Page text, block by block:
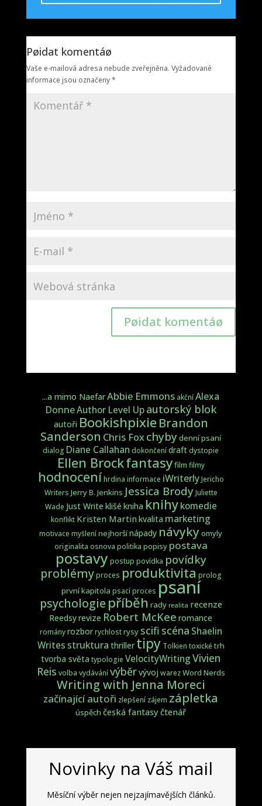
Pøidat komentáø
Vaše e-mailová adresa nebude zveřejněna. Vyžadované
informace jsou označeny*
Pøidat komentáø
...a mimo NaefarAbbie Emmons akční Alexa
DonneAuthor Level Upautorský blok
autoři BookishpixieBrandon
Sanderson Chris Foxchybydenní psaní
dialog Diane Callahan dokončení draft dystopie
Ellen Brockfantasyfilm filmy
hodnoceníhrdina informace iWriterlyJericho
Writers Jerry B. Jenkins Jessica BrodyJuliette
Wade Just Write klišé kniha knihykomedie
konflikt Kristen Martinkvalita marketing
motivace myšlení nejhoršínápady návyky omyly
originalita osnova politika popisy postava
postavy postup povídka povídky
problémyproces produktivita prolog
první kapitola psací proces psaní
psychologie příběh rady realita recenze
Reedsyrevize Robert McKee romance
rományrozborrychlostrysy scifi scéna Shaelin
Writes struktura thriller tipy Tolkien toxické trh
tvorba světa typologie VelocityWriting Vivien
Reis volba vydávánívýběrvývoj warezWord Nerds
Writing with Jenna Moreci
začínající autoři zlepšení zájem zápletka
úspěch česká fantasyčtenář
Novinky na Váš mail
Měsíční výběr nejen nejzajímavějších článků.